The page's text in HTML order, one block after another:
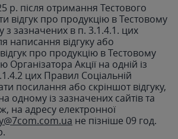
р. після отримання Тестового
відгук про продукцію в Тестовому
з зазначених в п. 3.1.4.1. цих
написання відгуку або
про продукцію в Тестовому
Організатора Акції на одній із
цих Правил Соціальній
посилання або скріншот відгуку,
одному із зазначених сайтів та
на адресу електронної
не пізніше 09 год.